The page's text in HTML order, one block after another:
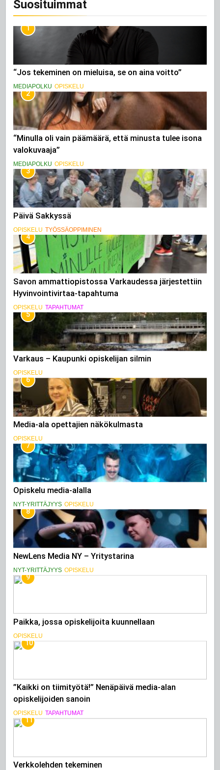
l
l
a
Suosituimmat
1
“Jos tekeminen on mieluisa, se on aina voitto”
MEDIAPOLKU OPISKELU
2
“Minulla oli vain päämäärä, että minusta tulee isona
valokuvaaja”
MEDIAPOLKU OPISKELU
3
Päivä Sakkyssä
OPISKELU TYÖSSÄOPPIMINEN
4
Savon ammattiopistossa Varkaudessa järjestettiin
Hyvinvointivirtaa-tapahtuma
OPISKELU TAPAHTUMAT
5
Varkaus – Kaupunki opiskelijan silmin
OPISKELU
6
Media-ala opettajien näkökulmasta
OPISKELU
7
Opiskelu media-alalla
NYT-YRITTÄJYYS OPISKELU
8
NewLens Media NY – Yritystarina
NYT-YRITTÄJYYS OPISKELU
9
Paikka, jossa opiskelijoita kuunnellaan
OPISKELU
10
”Kaikki on tiimityötä!” Nenäpäivä media-alan
opiskelijoiden sanoin
OPISKELU TAPAHTUMAT
11
Verkkolehden tekeminen